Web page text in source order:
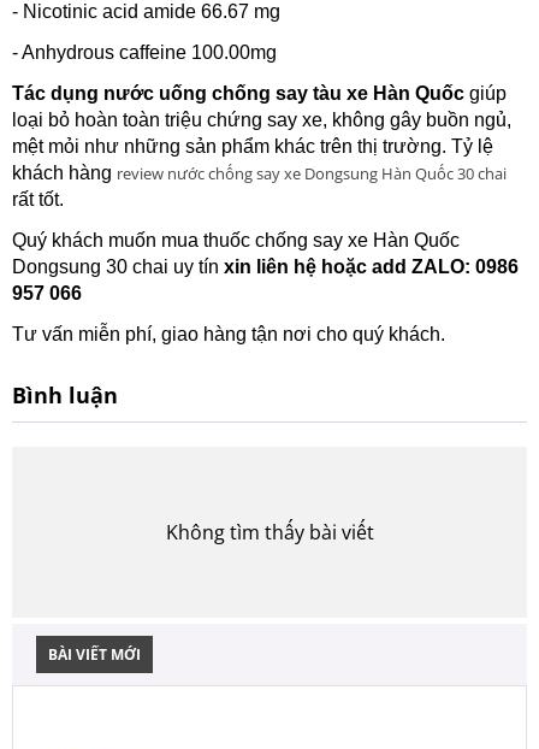
- Nicotinic acid amide 66.67 mg
- Anhydrous caffeine 100.00mg
Tác dụng nước uống chống say tàu xe Hàn Quốc giúp
loại bỏ hoàn toàn triệu chứng say xe, không gây buồn ngủ,
mệt mỏi như những sản phẩm khác trên thị trường. Tỷ lệ
khách hàng review nước chống say xe Dongsung Hàn Quốc 30 chai
rất tốt.
Quý khách muốn mua thuốc chống say xe Hàn Quốc
Dongsung 30 chai uy tín xin liên hệ hoặc add ZALO: 0986
957 066
Tư vấn miễn phí, giao hàng tận nơi cho quý khách.
Bình luận
Không tìm thấy bài viết
BÀI VIẾT MỚI